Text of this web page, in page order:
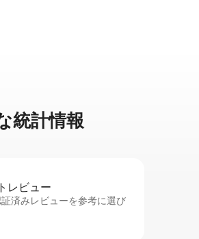
統⁠計⁠情⁠報
レ⁠ビ⁠ュ⁠ー
済みレビューを参考に選び